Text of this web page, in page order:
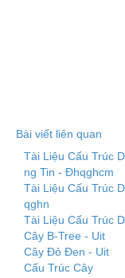
Bài viết liên quan
Tài Liệu Cấu Trúc
ng Tin - Đhqghcm
Tài Liệu Cấu Trúc
qghn
Tài Liệu Cấu Trúc
Cây B-Tree - Uit
Cây Đỏ Đen - Uit
Cấu Trúc Cây